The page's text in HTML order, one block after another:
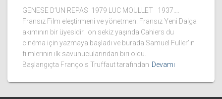
GENESE D’UN REPAS 1979 LUC MOULLET 1937….
Fransız Film eleştirmeni ve yönetmen. Fransız Yeni Dalga
akımının bir üyesidir. on sekiz yaşında Cahiers du
cinéma için yazmaya başladı ve burada Samuel Fuller’ın
filmlerinin ilk savunucularından biri oldu.
Başlangıçta François Truffaut tarafından Devamı